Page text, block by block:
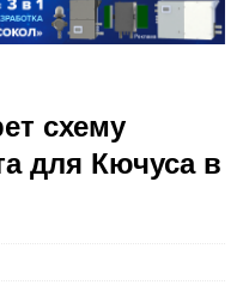
схему
для Кючуса в